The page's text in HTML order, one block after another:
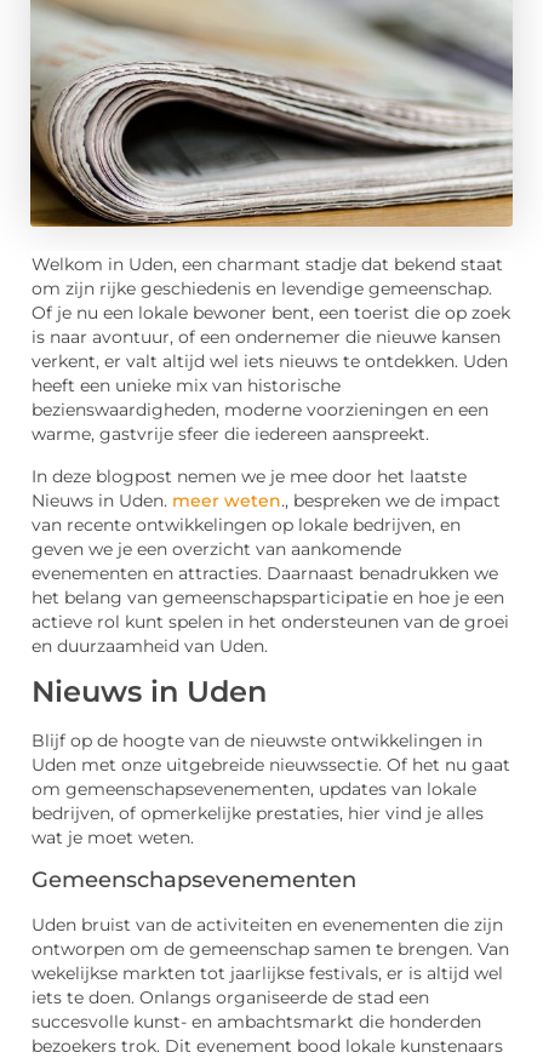
Welkom in Uden, een charmant stadje dat bekend staat
om zijn rijke geschiedenis en levendige gemeenschap.
Of je nu een lokale bewoner bent, een toerist die op zoek
is naar avontuur, of een ondernemer die nieuwe kansen
verkent, er valt altijd wel iets nieuws te ontdekken. Uden
heeft een unieke mix van historische
bezienswaardigheden, moderne voorzieningen en een
warme, gastvrije sfeer die iedereen aanspreekt.
In deze blogpost nemen we je mee door het laatste
Nieuws in Uden. meer weten., bespreken we de impact
van recente ontwikkelingen op lokale bedrijven, en
geven we je een overzicht van aankomende
evenementen en attracties. Daarnaast benadrukken we
het belang van gemeenschapsparticipatie en hoe je een
actieve rol kunt spelen in het ondersteunen van de groei
en duurzaamheid van Uden.
Nieuws in Uden
Blijf op de hoogte van de nieuwste ontwikkelingen in
Uden met onze uitgebreide nieuwssectie. Of het nu gaat
om gemeenschapsevenementen, updates van lokale
bedrijven, of opmerkelijke prestaties, hier vind je alles
wat je moet weten.
Gemeenschapsevenementen
Uden bruist van de activiteiten en evenementen die zijn
ontworpen om de gemeenschap samen te brengen. Van
wekelijkse markten tot jaarlijkse festivals, er is altijd wel
iets te doen. Onlangs organiseerde de stad een
succesvolle kunst- en ambachtsmarkt die honderden
bezoekers trok. Dit evenement bood lokale kunstenaars